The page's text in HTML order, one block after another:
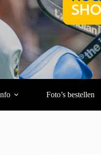
Foto’s bestellen